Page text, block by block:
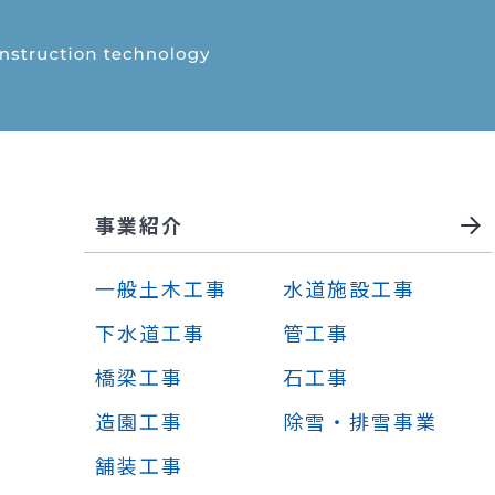
事業紹介
一般土木工事
下水道工事
橋梁工事
造園工事
舗装工事
水道施設工事
管工事
石工事
除雪・排雪事業